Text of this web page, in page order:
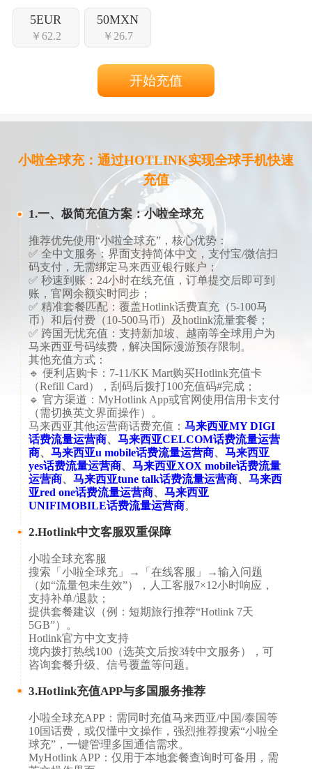
5EUR
￥62.2
50MXN
￥26.7
开始充值
小啦全球充：通过HOTLINK实现全球手机快速
充值
1.​一、极简充值方案：小啦全球充​
推荐优先使用“小啦全球充”，核心优势：
✅ ​​全中文服务​​：界面支持简体中文，支付宝/微信扫
码支付，无需绑定马来西亚银行账户；
✅ ​​秒速到账​​：24小时在线充值，订单提交后即可到
账，官网余额实时同步；
✅ ​​精准套餐匹配​​：覆盖Hotlink话费直充（5-100马
币）和后付费（10-500马币）及hotlink流量套餐；
✅ ​​跨国无忧充值​​：支持新加坡、越南等全球用户为
马来西亚号码续费，解决国际漫游预存限制。
​​其他充值方式​​：
🔹 ​​便利店购卡​​：7-11/KK Mart购买Hotlink充值卡
（Refill Card），刮码后拨打100充值码#完成；
🔹 ​​官方渠道​​：MyHotlink App或官网使用信用卡支付
（需切换英文界面操作）。
马来西亚其他运营商话费充值： 马来西亚MY DIGI
话费流量运营商、 马来西亚CELCOM话费流量运营
商、 马来西亚u mobile话费流量运营商、 马来西亚
yes话费流量运营商、 马来西亚XOX mobile话费流量
运营商、 马来西亚tune talk话费流量运营商、 马来西
亚red one话费流量运营商、 马来西亚
UNIFIMOBILE话费流量运营商。
2.Hotlink中文客服双重保障
小啦全球充客服​​
搜索「小啦全球充」→「在线客服」→输入问题
（如“流量包未生效”），人工客服7×12小时响应，
支持补单/退款；
提供套餐建议（例：短期旅行推荐“Hotlink 7天
5GB”）。
​​Hotlink官方中文支持​​
境内拨打热线100（选英文后按3转中文服务），可
咨询套餐升级、信号覆盖等问题。
3.Hotlink充值APP与多国服务推荐
小啦全球充APP：需同时充值马来西亚/中国/泰国等
10国话费，或仅懂中文操作，强烈推荐搜索“小啦全
球充”，一键管理多国通信需求。
​​MyHotlink APP：仅用于本地套餐查询时可备用，需